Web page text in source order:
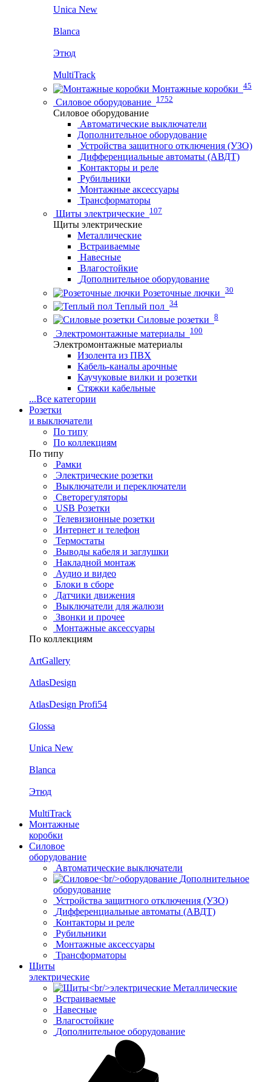
Unica New
Blanca
Этюд
MultiTrack
Монтажные коробки 45
Силовое оборудование 1752
Силовое оборудование
Автоматические выключатели
Дополнительное оборудование
Устройства защитного отключения (УЗО)
Дифференциальные автоматы (АВДТ)
Контакторы и реле
Рубильники
Монтажные аксессуары
Трансформаторы
Щиты электрические 107
Щиты электрические
Металлические
Встраиваемые
Навесные
Влагостойкие
Дополнительное оборудование
Розеточные лючки 30
Теплый пол 34
Силовые розетки 8
Электромонтажные материалы 100
Электромонтажные материалы
Изолента из ПВХ
Кабель-каналы арочные
Каучуковые вилки и розетки
Стяжки кабельные
...Все категории
Розетки
и выключатели
По типу
По коллекциям
По типу
Рамки
Электрические розетки
Выключатели и переключатели
Светорегуляторы
USB Розетки
Телевизионные розетки
Интернет и телефон
Термостаты
Выводы кабеля и заглушки
Накладной монтаж
Аудио и видео
Блоки в сборе
Датчики движения
Выключатели для жалюзи
Звонки и прочее
Монтажные аксессуары
По коллекциям
ArtGallery
AtlasDesign
AtlasDesign Profi54
Glossa
Unica New
Blanca
Этюд
MultiTrack
Монтажные
коробки
Силовое
оборудование
Автоматические выключатели
Дополнительное
оборудование
Устройства защитного отключения (УЗО)
Дифференциальные автоматы (АВДТ)
Контакторы и реле
Рубильники
Монтажные аксессуары
Трансформаторы
Щиты
электрические
Металлические
Встраиваемые
Навесные
Влагостойкие
Дополнительное оборудование